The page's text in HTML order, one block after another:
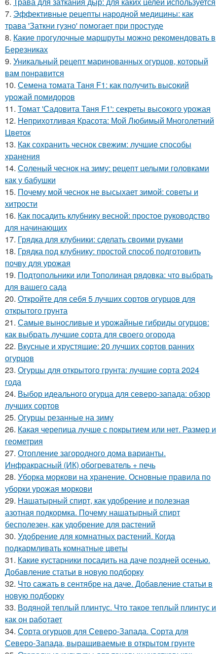
7. Эффективные рецепты народной медицины: как
трава 'Заткни гузно' помогает при простуде
8. Какие прогулочные маршруты можно рекомендовать в
Березниках
9. Уникальный рецепт маринованных огурцов, который
вам понравится
10. Семена томата Таня F1: как получить высокий
урожай помидоров
11. Томат 'Садовита Таня F1': секреты высокого урожая
12. Неприхотливая Красота: Мой Любимый Многолетний
Цветок
13. Как сохранить чеснок свежим: лучшие способы
хранения
14. Соленый чеснок на зиму: рецепт целыми головками
как у бабушки
15. Почему мой чеснок не высыхает зимой: советы и
хитрости
16. Как посадить клубнику весной: простое руководство
для начинающих
17. Грядка для клубники: сделать своими руками
18. Грядка под клубнику: простой способ подготовить
почву для урожая
19. Подтопольники или Тополиная рядовка: что выбрать
для вашего сада
20. Откройте для себя 5 лучших сортов огурцов для
открытого грунта
21. Самые выносливые и урожайные гибриды огурцов:
как выбрать лучшие сорта для своего огорода
22. Вкусные и хрустящие: 20 лучших сортов ранних
огурцов
23. Огурцы для открытого грунта: лучшие сорта 2024
года
24. Выбор идеального огурца для северо-запада: обзор
лучших сортов
25. Огурцы резанные на зиму
26. Какая черепица лучше с покрытием или нет. Размер и
геометрия
27. Отопление загородного дома варианты.
Инфракрасный (ИК) обогреватель + печь
28. Уборка моркови на хранение. Основные правила по
уборки урожая моркови
29. Нашатырный спирт, как удобрение и полезная
азотная подкормка. Почему нашатырный спирт
бесполезен, как удобрение для растений
30. Удобрение для комнатных растений. Когда
подкармливать комнатные цветы
31. Какие кустарники посадить на даче поздней осенью.
Добавление статьи в новую подборку
32. Что сажать в сентябре на даче. Добавление статьи в
новую подборку
33. Водяной теплый плинтус. Что такое теплый плинтус и
как он работает
34. Сорта огурцов для Северо-Запада. Сорта для
Северо-Запада, выращиваемые в открытом грунте